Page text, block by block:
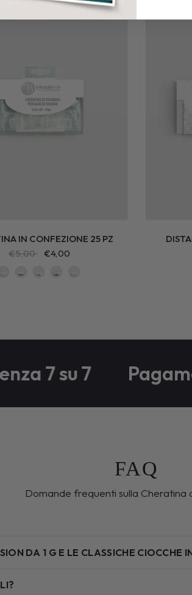
RISPARMIA 20%
IN CONFEZIONE 25 PZ
€5,00 €4,00
7 su 7
FAQ
Domande frequenti sulla Cheratina
DA 1 G E LE CLASSICHE CIOCCHE